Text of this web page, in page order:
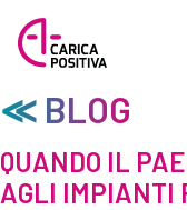
≪ BLOG
QUANDO IL
AGLI IMPIANTI